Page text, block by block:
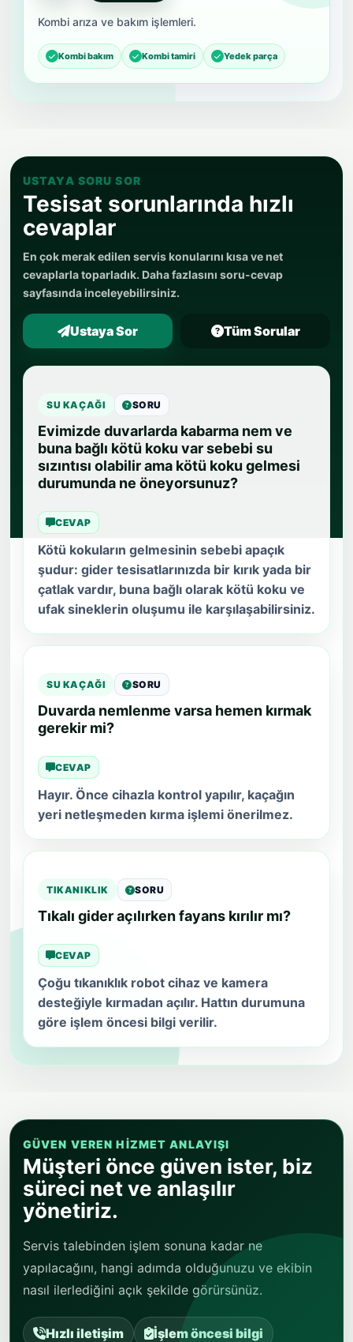
Kombi arıza ve bakım işlemleri.
Kombi bakım Kombi tamiri Yedek parça
USTAYA SORU SOR
Tesisat sorunlarında hızlı
cevaplar
En çok merak edilen servis konularını kısa ve net
cevaplarla toparladık. Daha fazlasını soru-cevap
sayfasında inceleyebilirsiniz.
Ustaya Sor Tüm Sorular
SU KAÇAĞI SORU
Evimizde duvarlarda kabarma nem ve
buna bağlı kötü koku var sebebi su
sızıntısı olabilir ama kötü koku gelmesi
durumunda ne öneyorsunuz?
CEVAP
Kötü kokuların gelmesinin sebebi apaçık
şudur: gider tesisatlarınızda bir kırık yada bir
çatlak vardır, buna bağlı olarak kötü koku ve
ufak sineklerin oluşumu ile karşılaşabilirsiniz.
SU KAÇAĞI SORU
Duvarda nemlenme varsa hemen kırmak
gerekir mi?
CEVAP
Hayır. Önce cihazla kontrol yapılır, kaçağın
yeri netleşmeden kırma işlemi önerilmez.
TIKANIKLIK SORU
Tıkalı gider açılırken fayans kırılır mı?
CEVAP
Çoğu tıkanıklık robot cihaz ve kamera
desteğiyle kırmadan açılır. Hattın durumuna
göre işlem öncesi bilgi verilir.
GÜVEN VEREN HIZMET ANLAYIŞI
Müşteri önce güven ister, biz
süreci net ve anlaşılır
yönetiriz.
Servis talebinden işlem sonuna kadar ne
yapılacağını, hangi adımda olduğunuzu ve ekibin
nasıl ilerlediğini açık şekilde görürsünüz.
Hızlı iletişim İşlem öncesi bilgi